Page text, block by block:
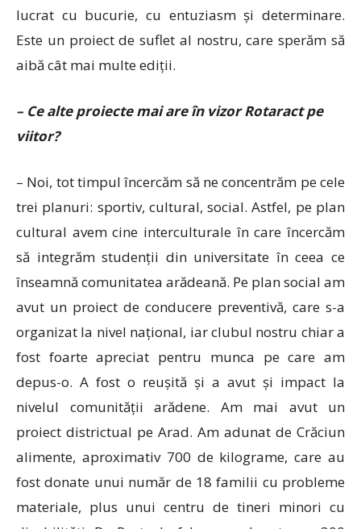
lucrat cu bucurie, cu entuziasm și determinare.
Este un proiect de suflet al nostru, care sperăm să
aibă cât mai multe ediții.
– Ce alte proiecte mai are în vizor Rotaract pe
viitor?
– Noi, tot timpul încercăm să ne concentrăm pe cele
trei planuri: sportiv, cultural, social. Astfel, pe plan
cultural avem cine interculturale în care încercăm
să integrăm studenții din universitate în ceea ce
înseamnă comunitatea arădeană. Pe plan social am
avut un proiect de conducere preventivă, care s-a
organizat la nivel național, iar clubul nostru chiar a
fost foarte apreciat pentru munca pe care am
depus-o. A fost o reușită și a avut și impact la
nivelul comunității arădene. Am mai avut un
proiect districtual pe Arad. Am adunat de Crăciun
alimente, aproximativ 700 de kilograme, care au
fost donate unui număr de 18 familii cu probleme
materiale, plus unui centru de tineri minori cu